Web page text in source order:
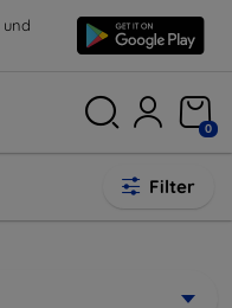
und
0
Filter